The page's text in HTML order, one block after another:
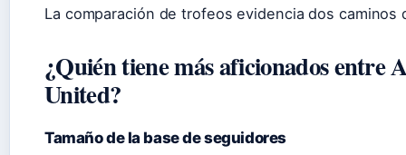
La comparación de trofeos evidencia dos caminos
¿Quién tiene más aficionados entre
United?
Tamaño de la base de seguidores